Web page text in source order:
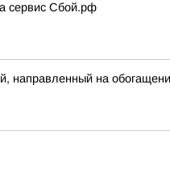
сервис Сбой.рф
направленный на